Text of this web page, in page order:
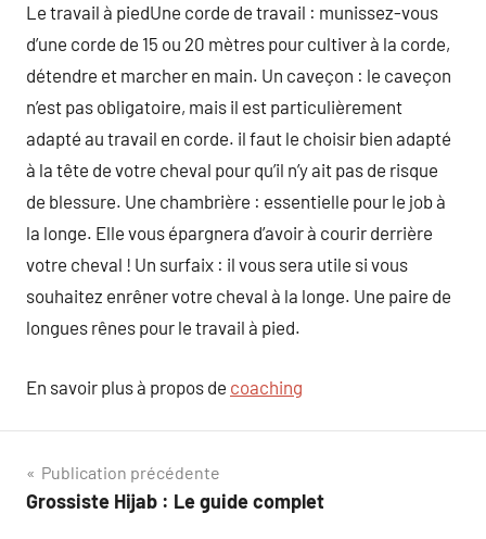
Le travail à piedUne corde de travail : munissez-vous
d’une corde de 15 ou 20 mètres pour cultiver à la corde,
détendre et marcher en main. Un caveçon : le caveçon
n’est pas obligatoire, mais il est particulièrement
adapté au travail en corde. il faut le choisir bien adapté
à la tête de votre cheval pour qu’il n’y ait pas de risque
de blessure. Une chambrière : essentielle pour le job à
la longe. Elle vous épargnera d’avoir à courir derrière
votre cheval ! Un surfaix : il vous sera utile si vous
souhaitez enrêner votre cheval à la longe. Une paire de
longues rênes pour le travail à pied.
En savoir plus à propos de coaching
Navigation
de
Publication précédente
Grossiste Hijab : Le guide complet